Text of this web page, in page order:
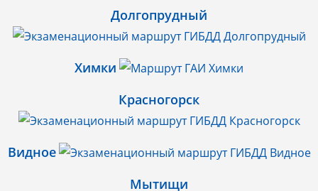
Долгопрудный
Химки
Красногорск
Видное
Мытищи